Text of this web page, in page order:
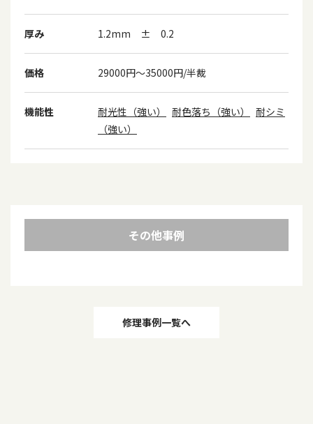
厚み 1.2mm ± 0.2
価格 29000円～35000円/半裁
機能性 耐光性（強い） 耐色落ち（強い）
耐シミ
（強い）
その他事例
修理事例一覧へ